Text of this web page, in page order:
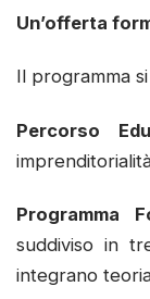
Un’offerta
Il programma
Percorso
Programma
suddiviso in
integrano